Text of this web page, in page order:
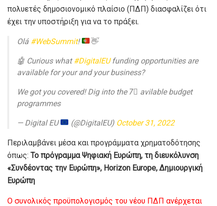
πολυετές δημοσιονομικό πλαίσιο (ΠΔΠ) διασφαλίζει ότι
έχει την υποστήριξη για να το πράξει.
Olá #WebSummit! 👋
🤖 Curious what#DigitalEUfunding opportunities are
available for your and your business?
We got you covered! Dig into the 7⃣ avilable budget
programmes
— Digital EU (@DigitalEU) October 31, 2022
Περιλαμβάνει μέσα και προγράμματα χρηματοδότησης
όπως: Το πρόγραμμα Ψηφιακή Ευρώπη, τη διευκόλυνση
«Συνδέοντας την Ευρώπη», Horizon Europe, Δημιουργική
Ευρώπη
Ο συνολικός προϋπολογισμός του νέου ΠΔΠ ανέρχεται